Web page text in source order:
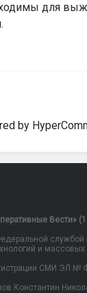
для
by
Вести»
и
СМИ ЭЛ №
Константин